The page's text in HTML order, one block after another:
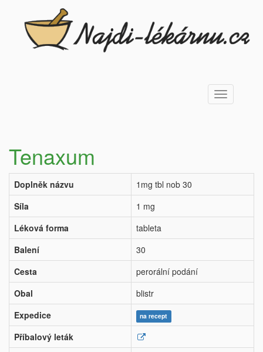
Toggle
navigation
Tenaxum
Doplněk názvu
1mg tbl nob 30
Síla
1 mg
Léková forma
tableta
Balení
30
Cesta
perorální podání
Obal
blistr
Expedice
na recept
Příbalový leták